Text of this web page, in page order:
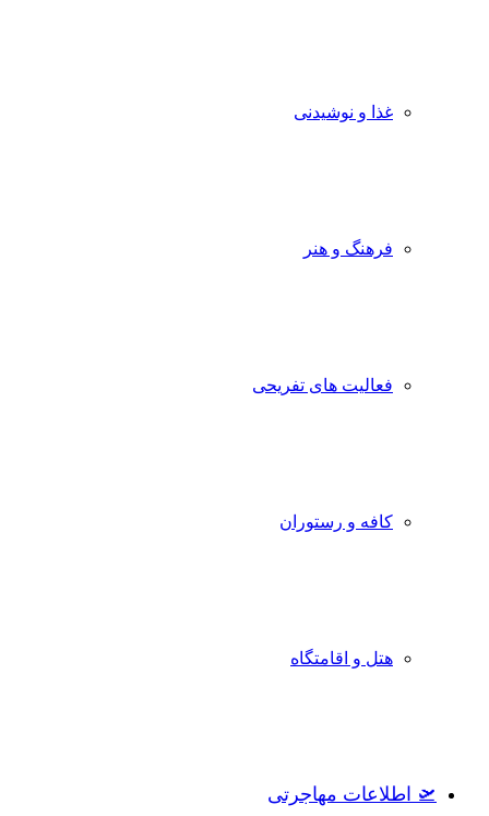
غذا و نوشیدنی
فرهنگ و هنر
فعالیت های تفریحی
کافه و رستوران
هتل و اقامتگاه
🛫 اطلاعات مهاجرتی